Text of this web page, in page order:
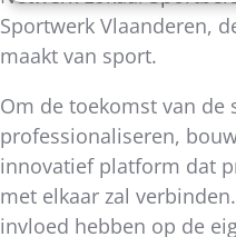
Sportwerk Vlaanderen,
maakt van sport.
Om de toekomst van de
professionaliseren,
innovatief platform dat
met elkaar zal
invloed hebben op de